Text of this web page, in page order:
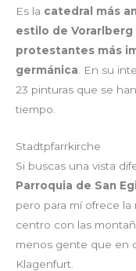
Es la catedral más
estilo de Vorarlberg
protestantes más
germánica . En su
23 pinturas que se
tiempo.
Stadtpfarrkirche
Si buscas una vista
Parroquia de San
pero para mí ofrece
centro con las
menos gente que en
Klagenfurt.